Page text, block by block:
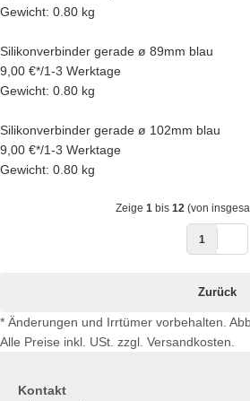
Gewicht: 0.80 kg
Silikonverbinder gerade ø 89mm blau
9,00 €*/1-3 Werktage
Gewicht: 0.80 kg
Silikonverbinder gerade ø 102mm blau
9,00 €*/1-3 Werktage
Gewicht: 0.80 kg
Zeige 1bis 12(von
1
Zurück
* Änderungen und Irrtümer vorbehalten.
Alle Preise inkl. USt. zzgl. Versandkosten.
Kontakt